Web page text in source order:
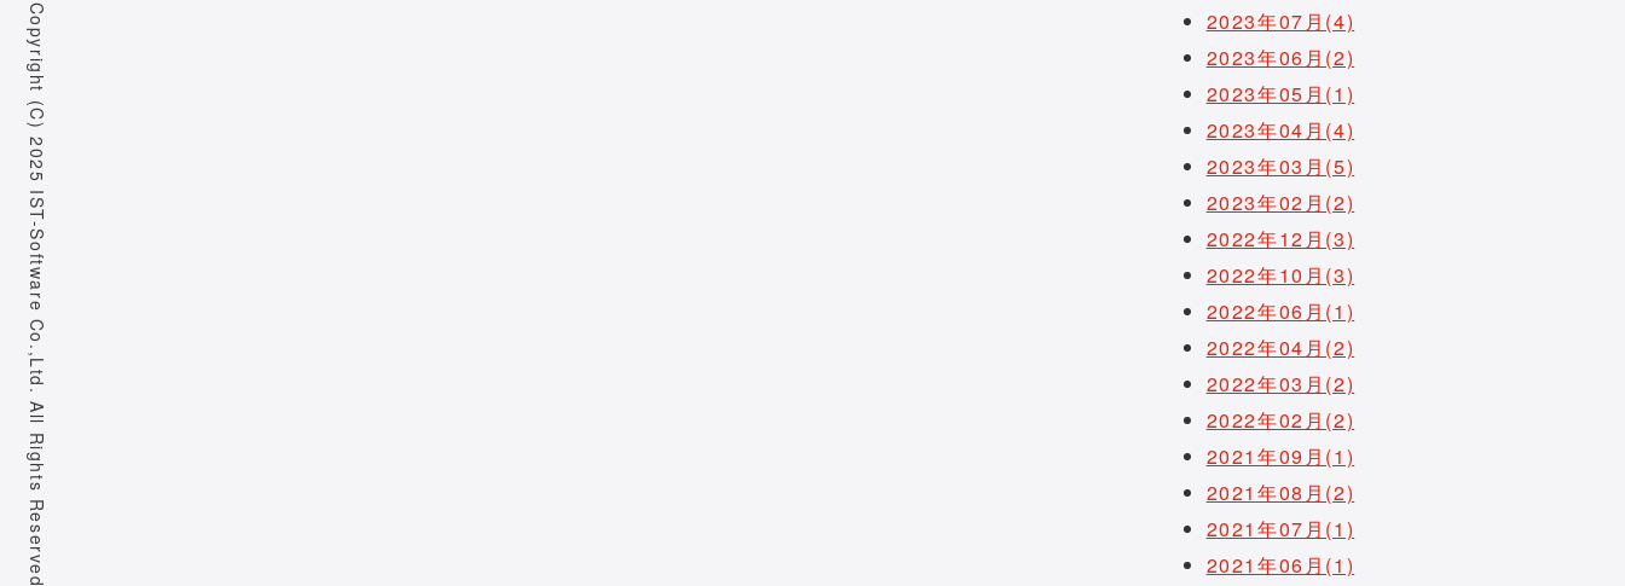
2023年07月(4)
2023年06月(2)
2023年05月(1)
2023年04月(4)
2023年03月(5)
2023年02月(2)
2022年12月(3)
2022年10月(3)
2022年06月(1)
2022年04月(2)
2022年03月(2)
2022年02月(2)
2021年09月(1)
2021年08月(2)
2021年07月(1)
2021年06月(1)
Copyright (C) 2025 IST-Software Co.,Ltd. All Rights Reserved.